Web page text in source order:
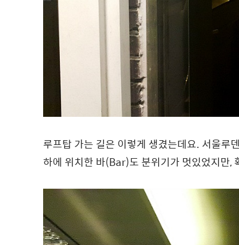
루프탑 가는 길은 이렇게 생겼는데요. 서울루
하에 위치한 바(Bar)도 분위기가 멋있었지만,